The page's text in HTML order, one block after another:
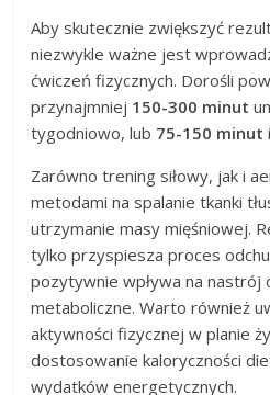
Aby skutecznie zwiększyć
niezwykle ważne jest
ćwiczeń fizycznych. Dorośli
przynajmniej 150-300 minut
tygodniowo, lub 75-150 minut
Zarówno trening siłowy, jak i
metodami na spalanie tkanki
utrzymanie masy mięśniowej.
tylko przyspiesza proces
pozytywnie wpływa na
metaboliczne. Warto również
aktywności fizycznej w planie
dostosowanie kaloryczności
wydatków energetycznych.